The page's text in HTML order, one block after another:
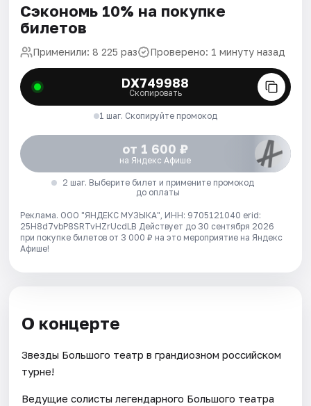
Сэкономь 10% на покупке
билетов
Применили: 8 225 раз Проверено: 1 минуту назад
DX749988
Скопировать
1 шаг. Скопируйте промокод
от 1 600 ₽
на Яндекс Афише
2 шаг. Выберите билет и примените промокод
до оплаты
Реклама. ООО "ЯНДЕКС МУЗЫКА", ИНН: 9705121040 erid:
25H8d7vbP8SRTvHZrUcdLB Действует до 30 сентября 2026
при покупке билетов от 3 000 ₽ на это мероприятие на Яндекс
Афише!
О концерте
Звезды Большого театр в грандиозном российском
турне!
Ведущие солисты легендарного Большого театра